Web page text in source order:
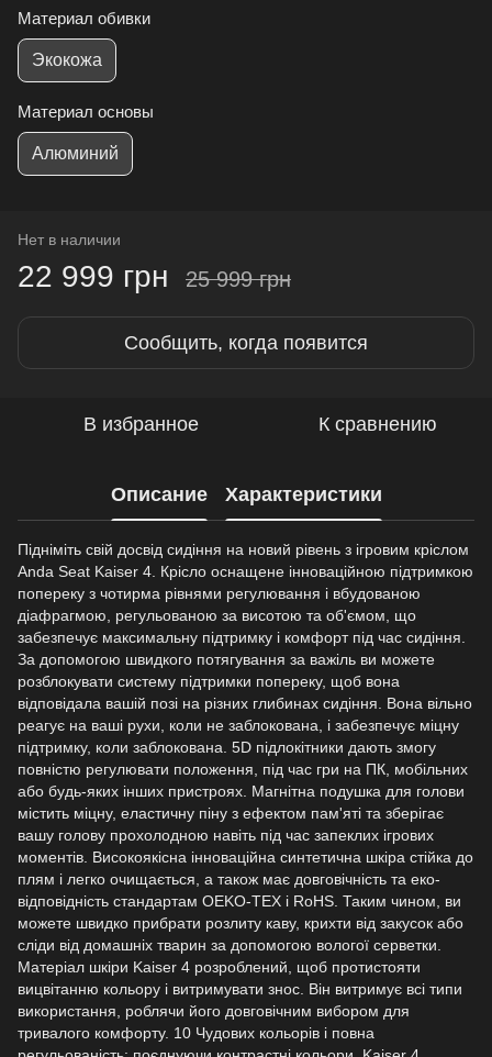
Материал обивки
Экокожа
Материал основы
Алюминий
Нет в наличии
22 999 грн 25 999 грн
Сообщить, когда появится
В избранное К сравнению
Описание Характеристики
Підніміть свій досвід сидіння на новий рівень з ігровим кріслом
Anda Seat Kaiser 4. Крісло оснащене інноваційною підтримкою
попереку з чотирма рівнями регулювання і вбудованою
діафрагмою, регульованою за висотою та об'ємом, що
забезпечує максимальну підтримку і комфорт під час сидіння.
За допомогою швидкого потягування за важіль ви можете
розблокувати систему підтримки попереку, щоб вона
відповідала вашій позі на різних глибинах сидіння. Вона вільно
реагує на ваші рухи, коли не заблокована, і забезпечує міцну
підтримку, коли заблокована. 5D підлокітники дають змогу
повністю регулювати положення, під час гри на ПК, мобільних
або будь-яких інших пристроях. Магнітна подушка для голови
містить міцну, еластичну піну з ефектом пам'яті та зберігає
вашу голову прохолодною навіть під час запеклих ігрових
моментів. Високоякісна інноваційна синтетична шкіра стійка до
плям і легко очищається, а також має довговічність та еко-
відповідність стандартам OEKO-TEX і RoHS. Таким чином, ви
можете швидко прибрати розлиту каву, крихти від закусок або
сліди від домашніх тварин за допомогою вологої серветки.
Матеріал шкіри Kaiser 4 розроблений, щоб протистояти
вицвітанню кольору і витримувати знос. Він витримує всі типи
використання, роблячи його довговічним вибором для
тривалого комфорту. 10 Чудових кольорів і повна